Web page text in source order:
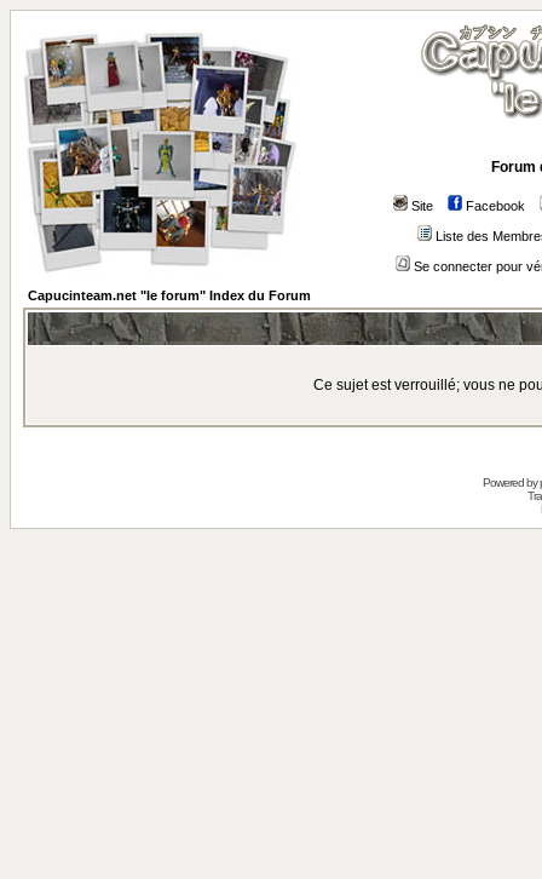
Forum
Site Facebook
Liste des
Se connecter pour
Capucinteam.net "le forum" Index du Forum
Ce sujet est verrouillé; vous ne
Powered by